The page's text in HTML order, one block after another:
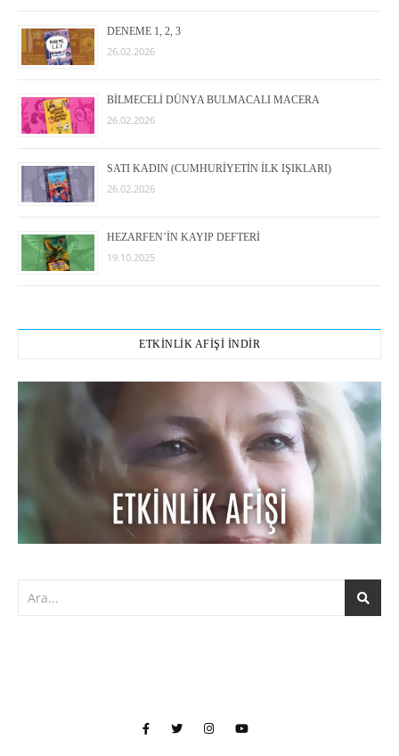
DENEME 1, 2, 3
26.02.2026
BİLMECELİ DÜNYA BULMACALI MACERA
26.02.2026
SATI KADIN (CUMHURİYETİN İLK IŞIKLARI)
26.02.2026
HEZARFEN’İN KAYIP DEFTERİ
19.10.2025
ETKİNLİK AFİŞİ İNDİR